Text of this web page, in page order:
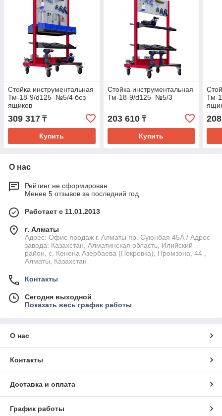
Стойка инструментальная
Тм-18-9/d125_№5/4 без
ящиков
309 317 ₸
Купить
Стойка инструментальная
Тм-18-9/d125_№5/3
203 610₸
Купить
Тм-
О нас
Рейтинг не сформирован
Менее 5 отзывов за последний год
Работает с 11.01.2013
г. Алматы
Адрес: Офис продаж г. Алматы пр. Суюнбая 45А / Адрес
завода: Казахстан, Алматинская область, Илийский
район, ​с. Кенена Азербаева (Покровка), Промзона, 44​ ,
Алматы, Казахстан
Контакты
Сегодня выходной
Показать весь график работы
О нас
Контакты
Доставка и оплата
График работы